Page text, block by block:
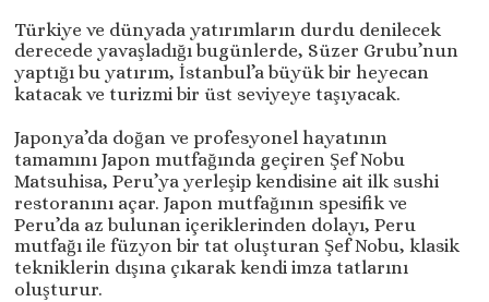
Türkiye ve dünyada yatırımların durdu denilecek
derecede yavaşladığı bugünlerde, Süzer Grubu’nun
yaptığı bu yatırım, İstanbul’a büyük bir heyecan
katacak ve turizmi bir üst seviyeye taşıyacak.
Japonya’da doğan ve profesyonel hayatının
tamamını Japon mutfağında geçiren Şef Nobu
Matsuhisa, Peru’ya yerleşip kendisine ait ilk sushi
restoranını açar. Japon mutfağının spesifik ve
Peru’da az bulunan içeriklerinden dolayı, Peru
mutfağı ile füzyon bir tat oluşturan Şef Nobu, klasik
tekniklerin dışına çıkarak kendi imza tatlarını
oluşturur.